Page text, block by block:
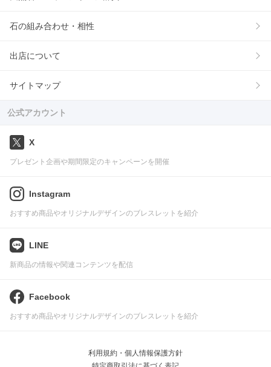
石の組み合わせ・相性
出店について
サイトマップ
公式アカウント
X
プレゼント企画や期間限定のキャンペーンを開催
Instagram
おすすめ商品やオリジナルデザインのブレスレットを紹介
LINE
新商品の情報や関連コンテンツを配信
Facebook
おすすめ商品やオリジナルデザインのブレスレットを紹介
利用規約・個人情報保護方針